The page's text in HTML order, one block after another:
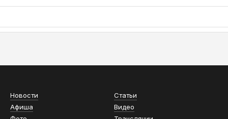
Новости
Статьи
Афиша
Видео